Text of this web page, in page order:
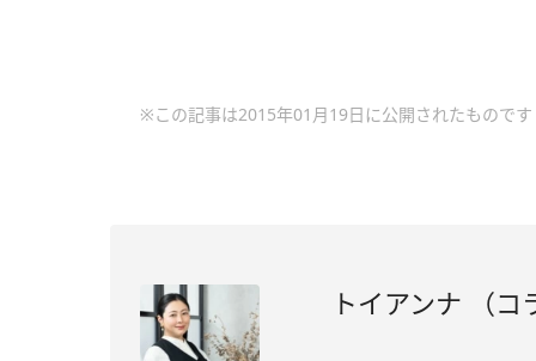
※この記事は2015年01月19日に公開されたものです
トイアンナ （コ